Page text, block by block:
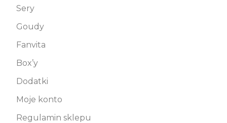
Sery
Goudy
Fanvita
Box’y
Dodatki
Moje konto
Regulamin sklepu